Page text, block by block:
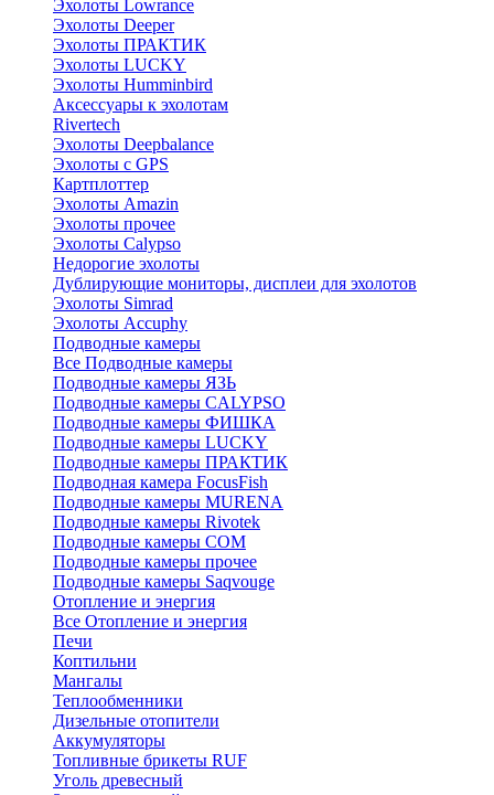
Эхолоты Lowrance
Эхолоты Deeper
Эхолоты ПРАКТИК
Эхолоты LUCKY
Эхолоты Humminbird
Аксессуары к эхолотам
Rivertech
Эхолоты Deepbalance
Эхолоты с GPS
Картплоттер
Эхолоты Amazin
Эхолоты прочее
Эхолоты Calypso
Недорогие эхолоты
Дублирующие мониторы, дисплеи для эхолотов
Эхолоты Simrad
Эхолоты Accuphy
Подводные камеры
Все Подводные камеры
Подводные камеры ЯЗЬ
Подводные камеры CALYPSO
Подводные камеры ФИШКА
Подводные камеры LUCKY
Подводные камеры ПРАКТИК
Подводная камера FocusFish
Подводные камеры MURENA
Подводные камеры Rivotek
Подводные камеры СОМ
Подводные камеры прочее
Подводные камеры Saqvouge
Отопление и энергия
Все Отопление и энергия
Печи
Коптильни
Мангалы
Теплообменники
Дизельные отопители
Аккумуляторы
Топливные брикеты RUF
Уголь древесный